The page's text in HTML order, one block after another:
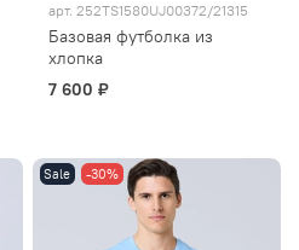
арт. 252TS1580UJ00372/21315
Базовая футболка из
хлопка
7 600 ₽
Sale -30%